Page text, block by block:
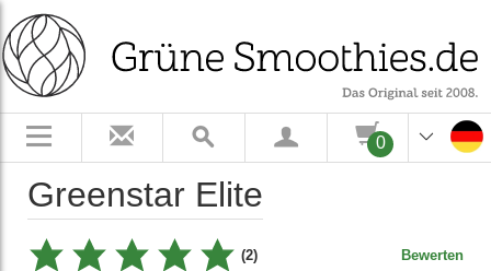
0
Greenstar Elite
(2) Bewerten